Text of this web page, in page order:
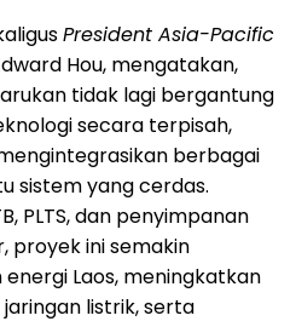
President Asia-Pacific
Hou, mengatakan,
tidak lagi bergantung
secara terpisah,
berbagai
sistem yang cerdas.
PLTS, dan penyimpanan
proyek ini semakin
Laos, meningkatkan
listrik, serta